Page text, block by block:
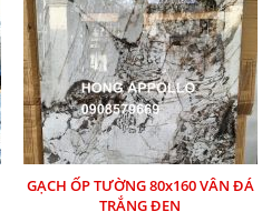
GẠCH ỐP TƯỜNG 80x160 VÂN ĐÁ
TRẮNG ĐEN